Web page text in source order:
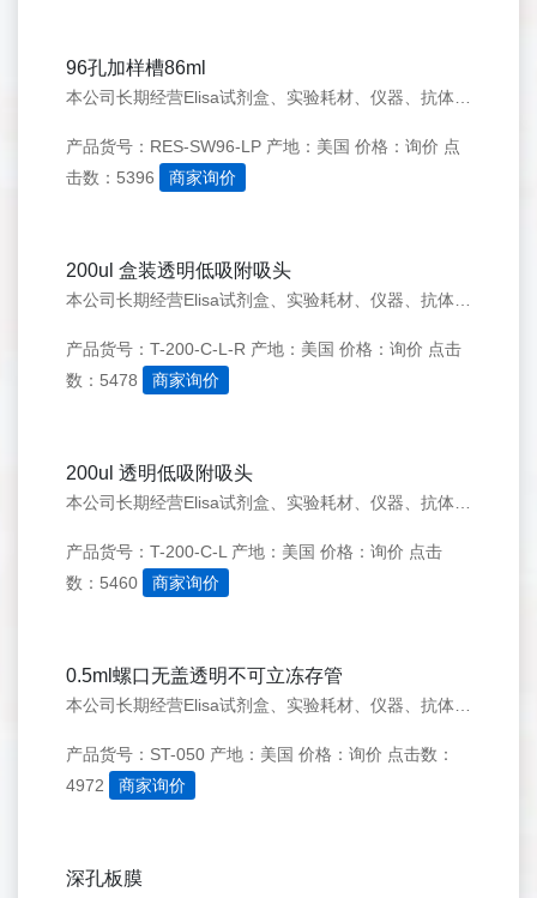
96孔加样槽86ml
产品货号：RES-SW96-LP 产地：美国 价格：询价 点
击数：5396
商家询价
200ul 盒装透明低吸附吸头
产品货号：T-200-C-L-R 产地：美国 价格：询价 点击
数：5478
商家询价
200ul 透明低吸附吸头
产品货号：T-200-C-L 产地：美国 价格：询价 点击
数：5460
商家询价
0.5ml螺口无盖透明不可立冻存管
产品货号：ST-050 产地：美国 价格：询价 点击数：
4972
商家询价
深孔板膜